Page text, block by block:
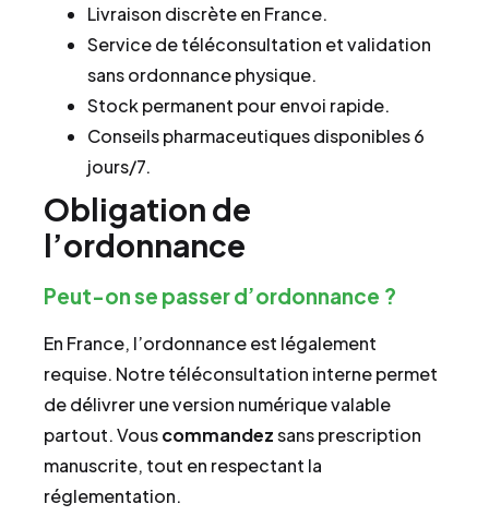
Livraison discrète en France.
Service de téléconsultation et validation
sans ordonnance physique.
Stock permanent pour envoi rapide.
Conseils pharmaceutiques disponibles 6
jours/7.
Obligation de
l’ordonnance
Peut-on se passer d’ordonnance ?
En France, l’ordonnance est légalement
requise. Notre téléconsultation interne permet
de délivrer une version numérique valable
partout. Vouscommandezsans prescription
manuscrite, tout en respectant la
réglementation.